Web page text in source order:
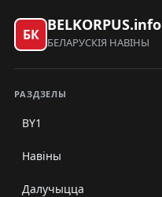
БК
BELKORPUS.info
БЕЛАРУСКІЯ НАВІНЫ
РАЗДЗЕЛЫ
BY1
Навіны
Далучыцца